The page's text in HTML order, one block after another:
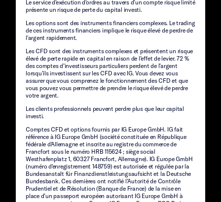
Le service d'exécution d'ordres au travers d’un compte risque limité
présente un risque de perte du capital investi.
Les options sont des instruments financiers complexes. Le trading
de ces instruments financiers implique le risque élevé de perdre de
l'argent rapidement.
Les CFD sont des instruments complexes et présentent un risque
élevé de perte rapide en capital en raison de l’effet de levier. 72 %
des comptes d’investisseurs particuliers perdent de l’argent
lorsqu’ils investissent sur les CFD avec IG. Vous devez vous
assurer que vous comprenez le fonctionnement des CFD et que
vous pouvez vous permettre de prendre le risque élevé de perdre
votre argent.
Les clients professionnels peuvent perdre plus que leur capital
investi.
Comptes CFD et options fournis par IG Europe GmbH. IG fait
référence à IG Europe GmbH (société constituée en République
fédérale d'Allemagne et inscrite au registre du commerce de
Francfort sous le numéro HRB 115624 ; siège social
Westhafenplatz 1, 60327 Francfort, Allemagne). IG Europe GmbH
(numéro d'enregistrement 148759) est autorisée et régulée par la
Bundesanstalt für Finanzdienstleistungsaufsicht et la Deutsche
Bundesbank. Ces dernières ont notifié l’Autorité de Contrôle
Prudentiel et de Résolution (Banque de France) de la mise en
place d’un passeport européen autorisant IG Europe GmbH à